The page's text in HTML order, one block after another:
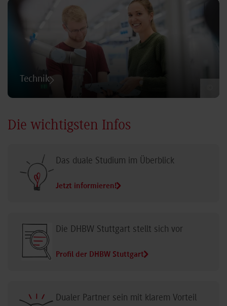
Technik
Die wichtigsten Infos
Das duale Studium im Überblick
Jetzt informieren!
Die DHBW Stuttgart stellt sich vor
Profil der DHBW Stuttgart
Dualer Partner sein mit klarem Vorteil